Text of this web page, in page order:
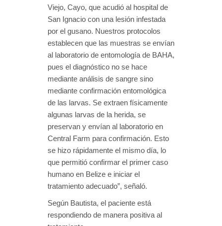
Viejo, Cayo, que acudió al hospital de
San Ignacio con una lesión infestada
por el gusano. Nuestros protocolos
establecen que las muestras se envían
al laboratorio de entomología de BAHA,
pues el diagnóstico no se hace
mediante análisis de sangre sino
mediante confirmación entomológica
de las larvas. Se extraen físicamente
algunas larvas de la herida, se
preservan y envían al laboratorio en
Central Farm para confirmación. Esto
se hizo rápidamente el mismo día, lo
que permitió confirmar el primer caso
humano en Belize e iniciar el
tratamiento adecuado”, señaló.
Según Bautista, el paciente está
respondiendo de manera positiva al